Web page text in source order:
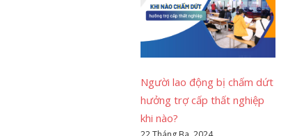
Người lao động bị chấm dứt
hưởng trợ cấp thất nghiệp
khi nào?